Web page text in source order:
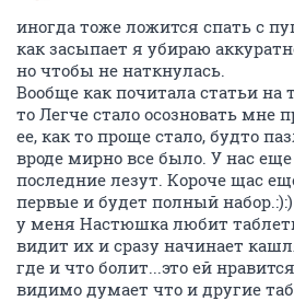
иногда тоже ложится спать с
как засыпает я убираю
но чтобы не наткнулась.
Вообще как почитала статьи на
то Легче стало осозновать мне
ее, как то проще стало, будто
вроде мирно все было. У нас
последние лезут. Короче щас
первые и будет полный набор.:):)
у меня Настюшка любит
видит их и сразу начинает
где и что болит...это ей
видимо думает что и другие